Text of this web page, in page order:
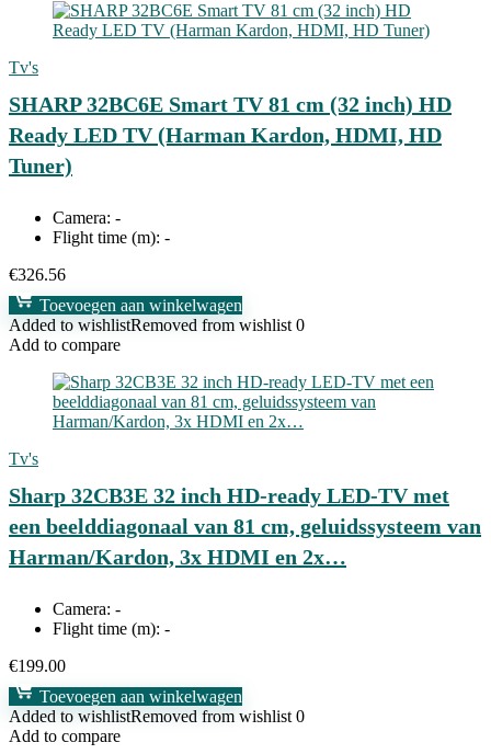
Tv's
SHARP 32BC6E Smart TV 81 cm (32 inch) HD
Ready LED TV (Harman Kardon, HDMI, HD
Tuner)
Camera: -
Flight time (m): -
€326.56
Toevoegen aan winkelwagen
Added to wishlistRemoved from wishlist 0
Add to compare
Tv's
Sharp 32CB3E 32 inch HD-ready LED-TV met
een beelddiagonaal van 81 cm, geluidssysteem van
Harman/Kardon, 3x HDMI en 2x…
Camera: -
Flight time (m): -
€199.00
Toevoegen aan winkelwagen
Added to wishlistRemoved from wishlist 0
Add to compare